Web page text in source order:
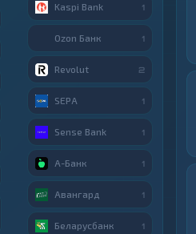
Kaspi Bank 1
Ozon Банк 1
Revolut 2
SEPA 1
Sense Bank 1
А-Банк 1
Авангард 1
Беларусбанк 1